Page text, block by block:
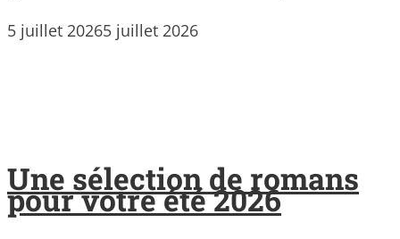
5 juillet 20265 juillet 2026
Une sélection de romans
pour votre été 2026